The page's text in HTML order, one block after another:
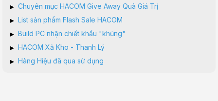
▸ Chuyên mục HACOM Give Away Quà Giá Trị
▸ List sản phẩm Flash Sale HACOM
▸ Build PC nhận chiết khấu "khủng"
▸ HACOM Xả Kho - Thanh Lý
▸ Hàng Hiệu đã qua sử dụng